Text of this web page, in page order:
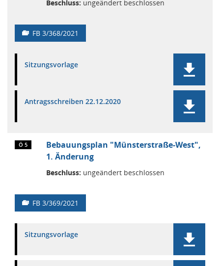
Beschluss: ungeändert beschlossen
FB 3/368/2021
Sitzungsvorlage
Antragsschreiben 22.12.2020
Ö 5
Bebauungsplan "Münsterstraße-West",
1. Änderung
Beschluss: ungeändert beschlossen
FB 3/369/2021
Sitzungsvorlage